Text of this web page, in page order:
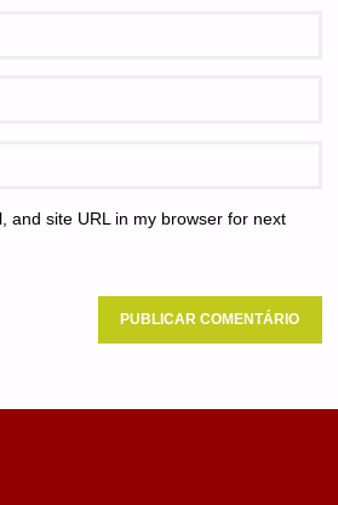
and site URL in my browser for next